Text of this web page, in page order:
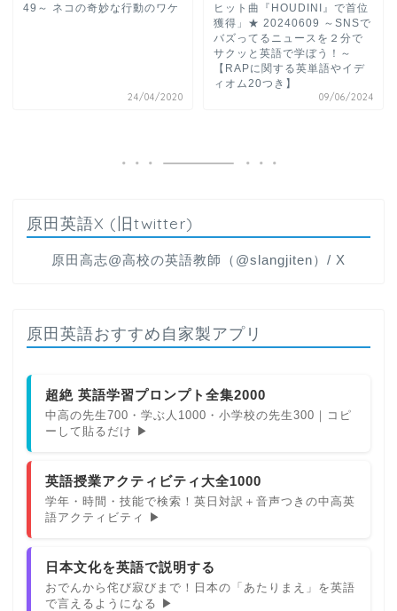
49～ ネコの奇妙な行動のワケ
24/04/2020
ヒット曲『HOUDINI』で首位
獲得」★ 20240609 ～SNSで
バズってるニュースを２分で
サクッと英語で学ぼう！～
【RAPに関する英単語やイデ
ィオム20つき】
09/06/2024
原田英語X (旧twitter)
原田高志@高校の英語教師（@slangjiten）/ X
原田英語おすすめ自家製アプリ
超絶 英語学習プロンプト全集2000
中高の先生700・学ぶ人1000・小学校の先生300｜コピ
ーして貼るだけ ▶
英語授業アクティビティ大全1000
学年・時間・技能で検索！英日対訳＋音声つきの中高英
語アクティビティ ▶
日本文化を英語で説明する
おでんから侘び寂びまで！日本の「あたりまえ」を英語
で言えるようになる ▶